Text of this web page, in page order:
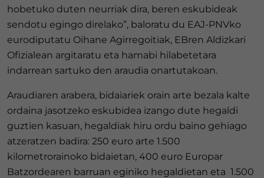
hobetuko duten neurriak dira, beren eskubideak
sendotu egingo direlako”, baloratu du EAJ-PNVko
eurodiputatu Oihane Agirregoitiak, EBren Aldizkari
Ofizialean argitaratu eta hamabi hilabetetara
indarrean sartuko den araudia onartutakoan.
Araudiaren arabera, bidaiariek orain arte bezala kalte
ordaina jasotzeko eskubidea izango dute hegaldi
guztien kasuan, hegaldiak hiru ordu baino gehiago
atzeratzen badira: 250 euro arte 1.500
kilometrorainoko bidaietan, 400 euro Europar
Batzordearen barruan eginiko hegaldietan eta 1.500